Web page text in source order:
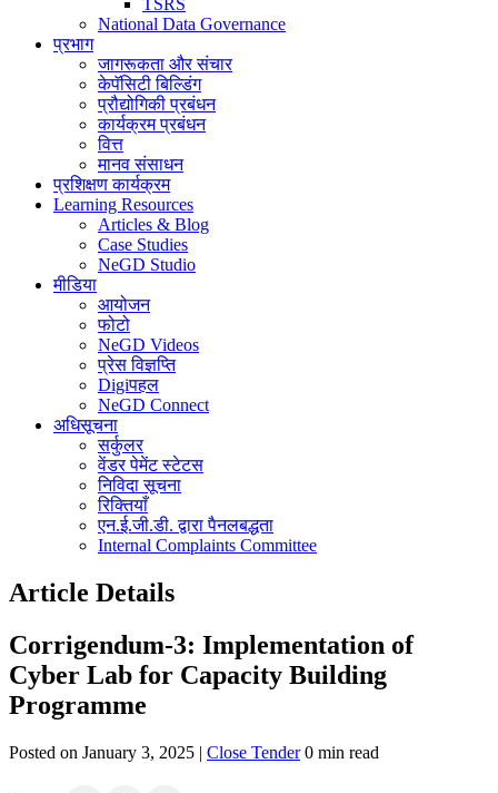
TSRS
National Data Governance
प्रभाग
जागरूकता और संचार
केपॅसिटी बिल्डिंग
प्रौद्योगिकी प्रबंधन
कार्यक्रम प्रबंधन
वित्त
मानव संसाधन
प्रशिक्षण कार्यक्रम
Learning Resources
Articles & Blog
Case Studies
NeGD Studio
मीडिया
आयोजन
फोटो
NeGD Videos
प्रेस विज्ञप्ति
Digiपहल
NeGD Connect
अधिसूचना
सर्कुलर
वेंडर पेमेंट स्टेटस
निविदा सूचना
रिक्तियाँ
एन.ई.जी.डी. द्वारा पैनलबद्धता
Internal Complaints Committee
Article Details
Corrigendum-3: Implementation of
Cyber Lab for Capacity Building
Programme
Posted on January 3, 2025 | Close Tender0 min read